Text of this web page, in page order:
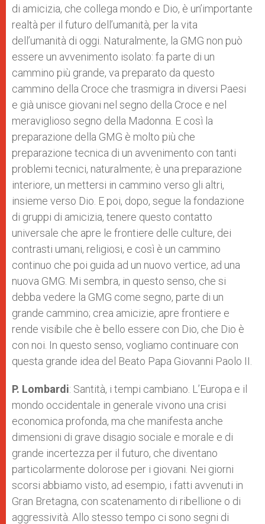
di amicizia, che collega mondo e Dio, è un’importante
realtà per il futuro dell’umanità, per la vita
dell’umanità di oggi. Naturalmente, la GMG non può
essere un avvenimento isolato: fa parte di un
cammino più grande, va preparato da questo
cammino della Croce che trasmigra in diversi Paesi
e già unisce giovani nel segno della Croce e nel
meraviglioso segno della Madonna. E così la
preparazione della GMG è molto più che
preparazione tecnica di un avvenimento con tanti
problemi tecnici, naturalmente; è una preparazione
interiore, un mettersi in cammino verso gli altri,
insieme verso Dio. E poi, dopo, segue la fondazione
di gruppi di amicizia, tenere questo contatto
universale che apre le frontiere delle culture, dei
contrasti umani, religiosi, e così è un cammino
continuo che poi guida ad un nuovo vertice, ad una
nuova GMG. Mi sembra, in questo senso, che si
debba vedere la GMG come segno, parte di un
grande cammino; crea amicizie, apre frontiere e
rende visibile che è bello essere con Dio, che Dio è
con noi. In questo senso, vogliamo continuare con
questa grande idea del Beato Papa Giovanni Paolo II.
P. Lombardi: Santità, i tempi cambiano. L’Europa e il
mondo occidentale in generale vivono una crisi
economica profonda, ma che manifesta anche
dimensioni di grave disagio sociale e morale e di
grande incertezza per il futuro, che diventano
particolarmente dolorose per i giovani. Nei giorni
scorsi abbiamo visto, ad esempio, i fatti avvenuti in
Gran Bretagna, con scatenamento di ribellione o di
aggressività. Allo stesso tempo ci sono segni di